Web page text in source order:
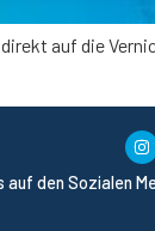
auf die
auf den Sozialen